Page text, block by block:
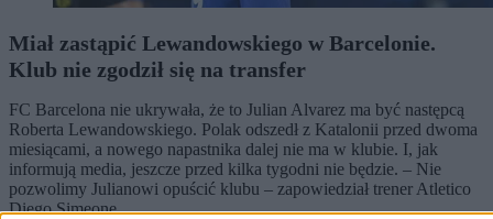
Miał zastąpić Lewandowskiego w Barcelonie.
Klub nie zgodził się na transfer
FC Barcelona nie ukrywała, że to Julian Alvarez ma być następcą
Roberta Lewandowskiego. Polak odszedł z Katalonii przed dwoma
miesiącami, a nowego napastnika dalej nie ma w klubie. I, jak
informują media, jeszcze przed kilka tygodni nie będzie. – Nie
pozwolimy Julianowi opuścić klubu – zapowiedział trener Atletico
Diego Simeone.